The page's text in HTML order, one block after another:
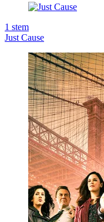
1 stem
Just Cause